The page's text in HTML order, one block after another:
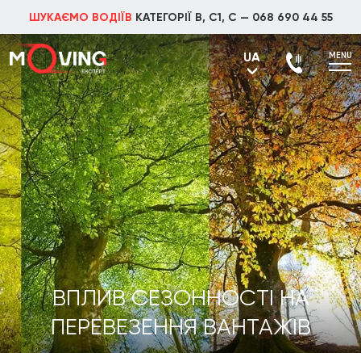
ШУКАЄМО ВОДІЇВ КАТЕГОРІЇ В, С1, С — 068 690 44 55
UA
UA
RU
MENU
ВПЛИВ СЕЗОННОСТІ НА
ПЕРЕВЕЗЕННЯ ВАНТАЖІВ